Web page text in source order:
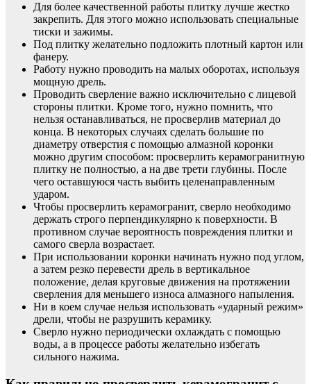
Для более качественной работы плитку лучше жестко
закрепить. Для этого можно использовать специальные
тиски и зажимы.
Под плитку желательно подложить плотный картон или
фанеру.
Работу нужно проводить на малых оборотах, используя
мощную дрель.
Проводить сверление важно исключительно с лицевой
стороны плитки. Кроме того, нужно помнить, что
нельзя останавливаться, не просверлив материал до
конца. В некоторых случаях сделать большие по
диаметру отверстия с помощью алмазной коронки
можно другим способом: просверлить керамогранитную
плитку не полностью, а на две трети глубины. После
чего оставшуюся часть выбить целенаправленным
ударом.
Чтобы просверлить керамогранит, сверло необходимо
держать строго перпендикулярно к поверхности. В
противном случае вероятность повреждения плитки и
самого сверла возрастает.
При использовании коронки начинать нужно под углом,
а затем резко перевести дрель в вертикальное
положение, делая круговые движения на протяжении
сверления для меньшего износа алмазного напыления.
Ни в коем случае нельзя использовать «ударный режим»
дрели, чтобы не разрушить керамику.
Сверло нужно периодически охлаждать с помощью
воды, а в процессе работы желательно избегать
сильного нажима.